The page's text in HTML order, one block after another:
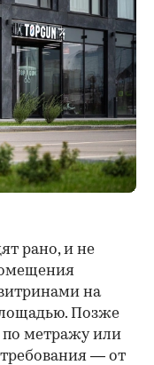
рано, и не
на
Позже
по метражу или
— от